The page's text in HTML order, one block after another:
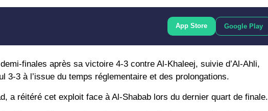
App Store Google Play
finales après sa victoire 4-3 contre Al-Khaleej, suivie d’Al-Ahli,
3-3 à l’issue du temps réglementaire et des prolongations.
a réitéré cet exploit face à Al-Shabab lors du dernier quart de finale.